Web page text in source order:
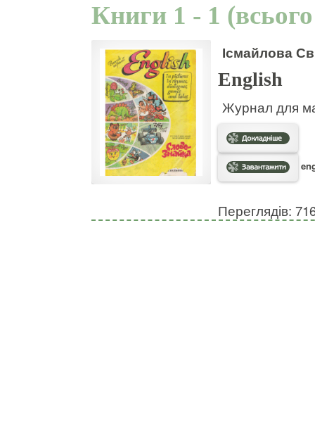
Книги 1 - 1
Ісмайлова
English
Журнал для
Переглядів: